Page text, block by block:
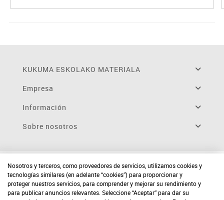
KUKUMA ESKOLAKO MATERIALA
Empresa
Información
Sobre nosotros
Nosotros y terceros, como proveedores de servicios, utilizamos cookies y
tecnologías similares (en adelante “cookies”) para proporcionar y
proteger nuestros servicios, para comprender y mejorar su rendimiento y
para publicar anuncios relevantes. Seleccione “Aceptar” para dar su